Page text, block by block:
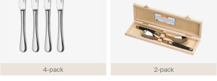
4-pack 2-pack